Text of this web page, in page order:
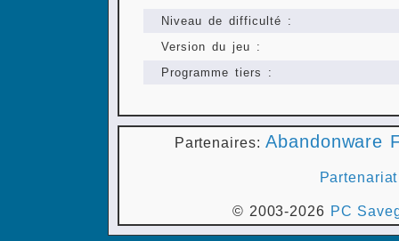
Niveau de difficulté :
Version du jeu :
Programme tiers :
Partenaires:Abandonware
Partenariat
© 2003-2026 PC